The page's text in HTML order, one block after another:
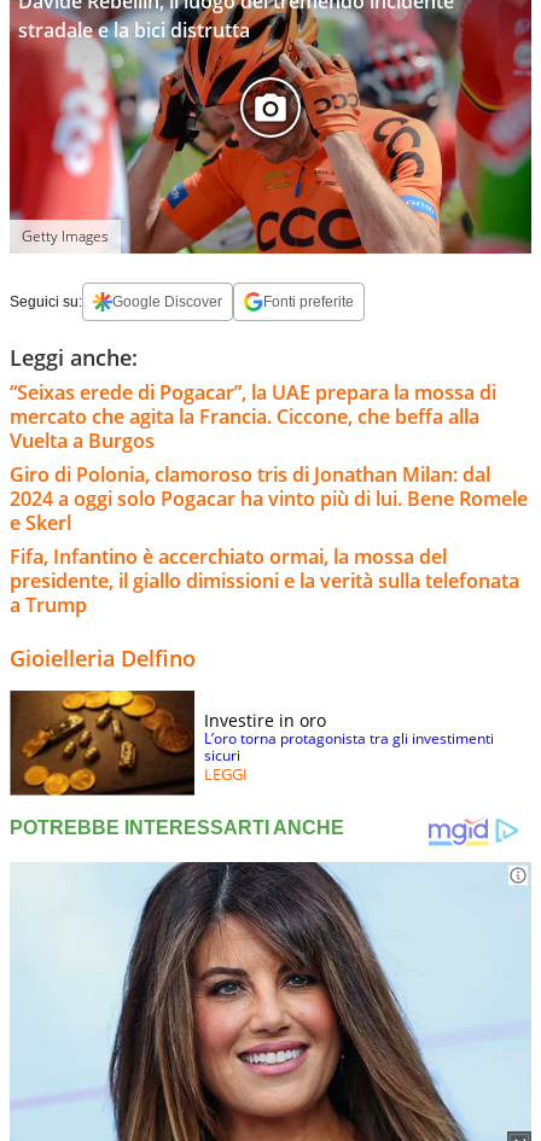
stradale e la bici distrutta
Getty Images
Seguici su: Google Discover Fonti preferite
Leggi anche:
“Seixas erede di Pogacar”, la UAE prepara la mossa di
mercato che agita la Francia. Ciccone, che beffa alla
Vuelta a Burgos
Giro di Polonia, clamoroso tris di Jonathan Milan: dal
2024 a oggi solo Pogacar ha vinto più di lui. Bene Romele
e Skerl
Fifa, Infantino è accerchiato ormai, la mossa del
presidente, il giallo dimissioni e la verità sulla telefonata
a Trump
Gioielleria Delfino
Investire in oro
L’oro torna protagonista tra gli investimenti
sicuri
LEGGI